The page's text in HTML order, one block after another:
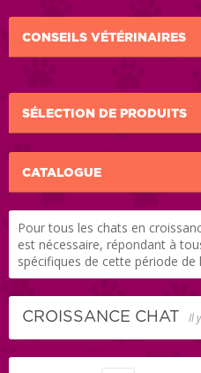
CONSEILS VÉTÉRINAIRES
SÉLECTION DE PRODUITS
CATALOGUE
Pour tous les chats en
est nécessaire, répondant à
spécifiques de cette période de
CROISSANCE CHAT Il